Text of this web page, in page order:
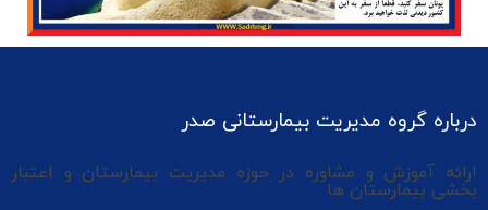
درباره گروه مدیریت بیمارستانی صدر
ارائه آموزش و مشاوره در حوزه مدیریت بیمارستان و اعتبار
بخشی بیمارستان ها